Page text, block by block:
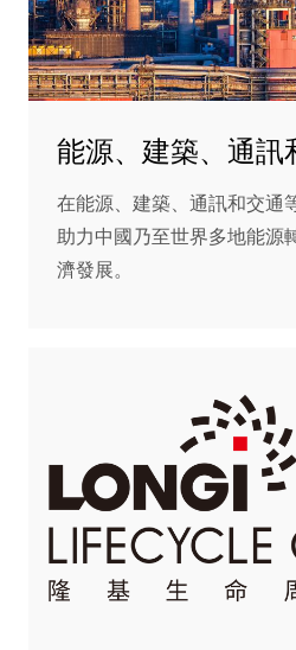
能源、建築、通訊
在能源、建築、通訊和交通
助力中國乃至世界多地能源
濟發展。